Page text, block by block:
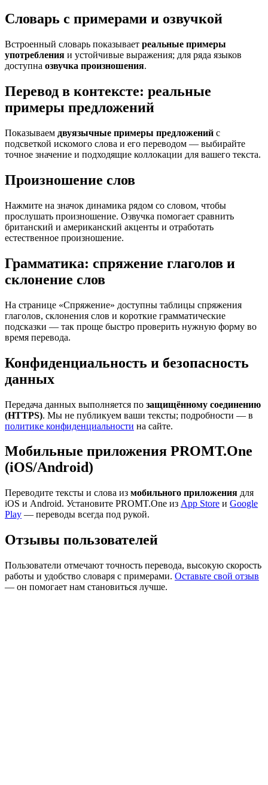
Словарь с примерами и озвучкой
Встроенный словарь показывает реальные примеры
употребления и устойчивые выражения; для ряда языков
доступна озвучка произношения.
Перевод в контексте: реальные
примеры предложений
Показываем двуязычные примеры предложений с
подсветкой искомого слова и его переводом — выбирайте
точное значение и подходящие коллокации для вашего текста.
Произношение слов
Нажмите на значок динамика рядом со словом, чтобы
прослушать произношение. Озвучка помогает сравнить
британский и американский акценты и отработать
естественное произношение.
Грамматика: спряжение глаголов и
склонение слов
На странице «Спряжение» доступны таблицы спряжения
глаголов, склонения слов и короткие грамматические
подсказки — так проще быстро проверить нужную форму во
время перевода.
Конфиденциальность и безопасность
данных
Передача данных выполняется по защищённому соединению
(HTTPS). Мы не публикуем ваши тексты; подробности — в
политике конфиденциальности на сайте.
Мобильные приложения PROMT.One
(iOS/Android)
Переводите тексты и слова из мобильного приложения для
iOS и Android. Установите PROMT.One из App Store и Google
Play — переводы всегда под рукой.
Отзывы пользователей
Пользователи отмечают точность перевода, высокую скорость
работы и удобство словаря с примерами. Оставьте свой отзыв
— он помогает нам становиться лучше.